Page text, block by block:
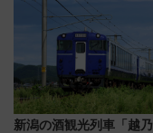
新潟の酒観光列車「越乃